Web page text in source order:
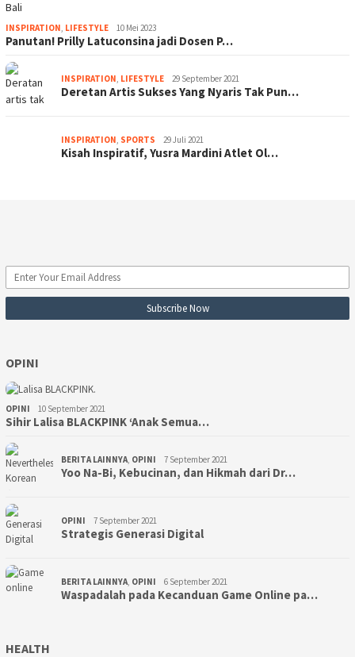
INSPIRATION, LIFESTYLE 10 Mei 2023
Panutan! Prilly Latuconsina jadi Dosen P…
INSPIRATION, LIFESTYLE 29 September 2021
Deretan Artis Sukses Yang Nyaris Tak Pun…
INSPIRATION, SPORTS 29 Juli 2021
Kisah Inspiratif, Yusra Mardini Atlet Ol…
OPINI
OPINI 10 September 2021
Sihir Lalisa BLACKPINK ‘Anak Semua…
BERITA LAINNYA, OPINI 7 September 2021
Yoo Na-Bi, Kebucinan, dan Hikmah dari Dr…
OPINI 7 September 2021
Strategis Generasi Digital
BERITA LAINNYA, OPINI 6 September 2021
Waspadalah pada Kecanduan Game Online pa…
HEALTH